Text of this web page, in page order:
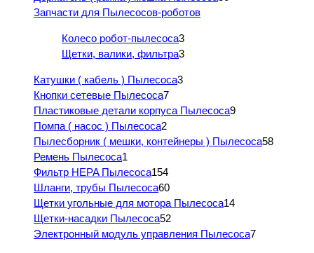
Запчасти для Пылесосов-роботов
Колесо робот-пылесоса3
Щетки, валики, фильтра3
Катушки ( кабель ) Пылесоса3
Кнопки сетевые Пылесоса7
Пластиковые детали корпуса Пылесоса9
Помпа ( насос ) Пылесоса2
Пылесборник ( мешки, контейнеры ) Пылесоса58
Ремень Пылесоса1
Фильтр HEPA Пылесоса154
Шланги, трубы Пылесоса60
Щетки угольные для мотора Пылесоса14
Щетки-насадки Пылесоса52
Электронный модуль управления Пылесоса7